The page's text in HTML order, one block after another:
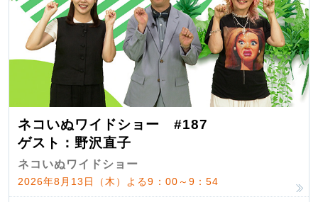
ネコいぬワイドショー #187
ゲスト：野沢直子
ネコいぬワイドショー
2026年8月13日（木）よる9：00～9：54